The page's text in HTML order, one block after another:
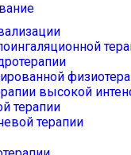
высокой
терапии
терапии